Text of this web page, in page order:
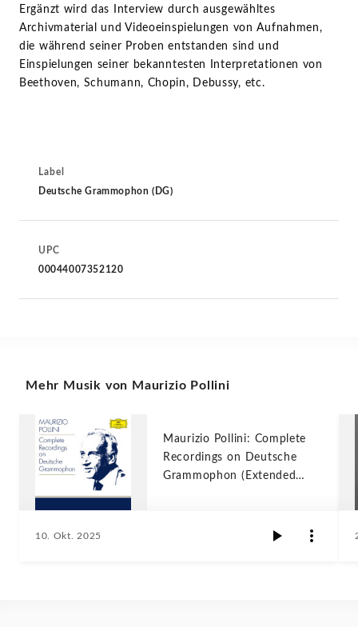
Ergänzt wird das Interview durch ausgewähltes
Archivmaterial und Videoeinspielungen von Aufnahmen,
die während seiner Proben entstanden sind und
Einspielungen seiner bekanntesten Interpretationen von
Beethoven, Schumann, Chopin, Debussy, etc.
Label
Deutsche Grammophon (DG)
UPC
00044007352120
Mehr Musik von Maurizio Pollini
Maurizio Pollini: Complete
Recordings on Deutsche
Grammophon (Extended
10. Okt. 2025